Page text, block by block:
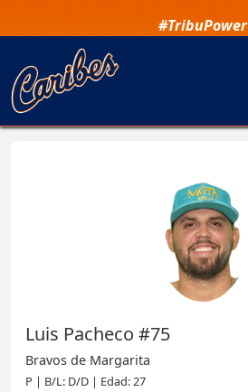
#TribuPower
Luis Pacheco #75
Bravos de Margarita
P | B/L: D/D | Edad: 27